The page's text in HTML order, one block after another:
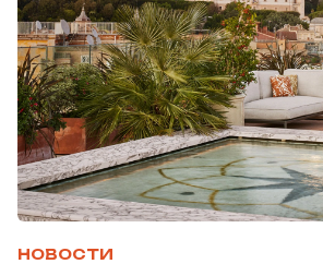
НОВОСТИ